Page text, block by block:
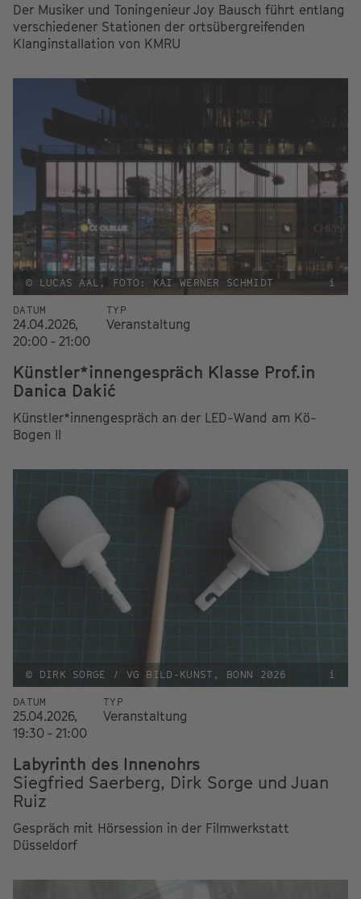
Der Musiker und Toningenieur Joy Bausch führt entlang
verschiedener Stationen der ortsübergreifenden
Klanginstallation von KMRU
© LUCAS AAL, FOTO: KAI WERNER SCHMIDT i
DATUM
24.04.2026,
20:00 - 21:00
TYP
Veranstaltung
Künstler*innengespräch Klasse Prof.in
Danica Dakić
Künstler*innengespräch an der LED-Wand am Kö-
Bogen II
© DIRK SORGE / VG BILD-KUNST, BONN 2026 i
DATUM
25.04.2026,
19:30 - 21:00
TYP
Veranstaltung
Labyrinth des Innenohrs
Siegfried Saerberg, Dirk Sorge und Juan
Ruiz
Gespräch mit Hörsession in der Filmwerkstatt
Düsseldorf